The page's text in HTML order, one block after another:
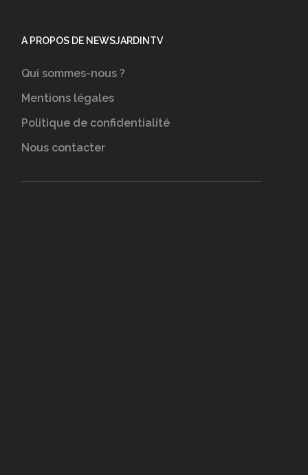
A PROPOS DE NEWSJARDINTV
Qui sommes-nous ?
Mentions légales
Politique de confidentialité
Nous contacter